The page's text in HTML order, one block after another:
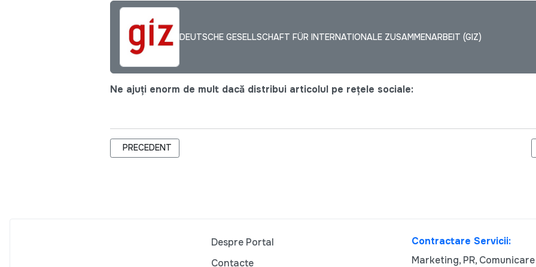
DEUTSCHE GESELLSCHAFT FÜR INTERNATIONALE ZUSAMMENARBEIT (GIZ)
Ne ajuți enorm de mult dacă distribui articolul pe rețele sociale:
ARTICOL PRECEDENT: LANSAREA JURNALULUI MONITORULUI DE ACCESIBILITATE (I): PRIMELE
PRECEDENT
Despre Portal
Contacte
Contractare Servicii:
Marketing, PR, Comunicare